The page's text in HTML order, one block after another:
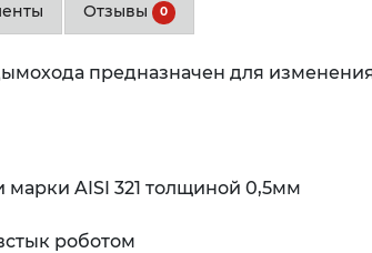
Отзывы 0
предназначен для
AISI 321 толщиной 0,5мм
роботом